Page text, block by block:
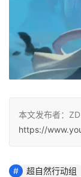
本文发布者：
https://
超自然行动组